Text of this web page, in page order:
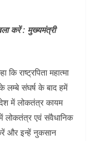
करें : मुख्यमंत्री
राष्ट्रपिता महात्मा
के लम्बे संघर्ष के बाद हमें
में लोकतंत्र कायम
लोकतंत्र एवं संवैधानिक
और इन्हें नुकसान